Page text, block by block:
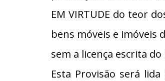
EM VIRTUDE do teor
bens móveis e imóveis
sem a licença escrita
Esta Provisão será